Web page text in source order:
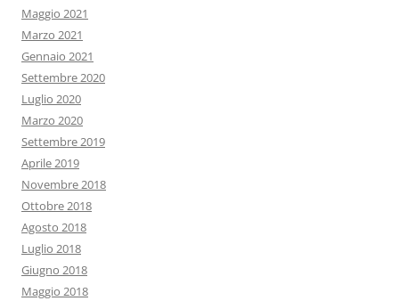
Maggio 2021
Marzo 2021
Gennaio 2021
Settembre 2020
Luglio 2020
Marzo 2020
Settembre 2019
Aprile 2019
Novembre 2018
Ottobre 2018
Agosto 2018
Luglio 2018
Giugno 2018
Maggio 2018